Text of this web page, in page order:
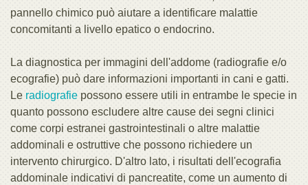
pannello chimico può aiutare a identificare malattie
concomitanti a livello epatico o endocrino.
La diagnostica per immagini dell'addome (radiografie e/o
ecografie) può dare informazioni importanti in cani e gatti.
Le radiografie possono essere utili in entrambe le specie in
quanto possono escludere altre cause dei segni clinici
come corpi estranei gastrointestinali o altre malattie
addominali e ostruttive che possono richiedere un
intervento chirurgico. D'altro lato, i risultati dell'ecografia
addominale indicativi di pancreatite, come un aumento di